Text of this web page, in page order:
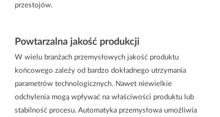
przestojów.
Powtarzalna jakość produkcji
W wielu branżach przemysłowych jakość produktu
końcowego zależy od bardzo dokładnego utrzymania
parametrów technologicznych. Nawet niewielkie
odchylenia mogą wpływać na właściwości produktu lub
stabilność procesu. Automatyka przemysłowa umożliwia